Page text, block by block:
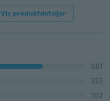
Vis produktdetaljer
881
223
102